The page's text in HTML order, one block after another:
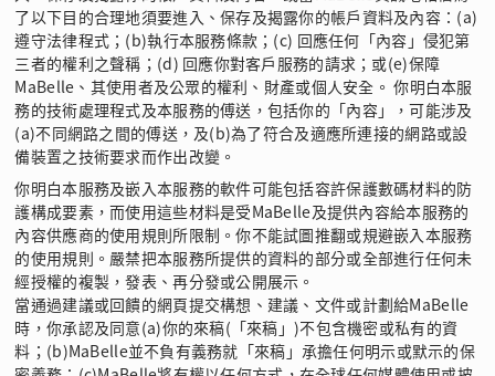
了以下目的合理地須要進入、保存及揭露你的帳戶資料及內容：(a)
遵守法律程式；(b)執行本服務條款；(c) 回應任何「內容」侵犯第
三者的權利之聲稱；(d) 回應你對客戶服務的請求；或(e)保障
MaBelle、其使用者及公眾的權利、財產或個人安全。 你明白本服
務的技術處理程式及本服務的傅送，包括你的「內容」，可能涉及
(a)不同網路之間的傅送，及(b)為了符合及適應所連接的網路或設
備裝置之技術要求而作出改變。
你明白本服務及嵌入本服務的軟件可能包括容許保護數碼材料的防
護構成要素，而使用這些材料是受MaBelle及提供內容給本服務的
內容供應商的使用規則所限制。你不能試圖推翻或規避嵌入本服務
的使用規則。嚴禁把本服務所提供的資料的部分或全部進行任何未
經授權的複製，發表、再分發或公開展示。
當通過建議或回饋的網頁提交構想、建議、文件或計劃給MaBelle
時，你承認及同意(a)你的來稿(「來稿」)不包含機密或私有的資
料；(b)MaBelle並不負有義務就「來稿」承擔任何明示或默示的保